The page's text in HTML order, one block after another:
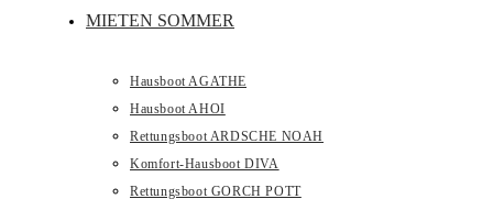
MIETEN SOMMER
Hausboot AGATHE
Hausboot AHOI
Rettungsboot ARDSCHE NOAH
Komfort-Hausboot DIVA
Rettungsboot GORCH POTT